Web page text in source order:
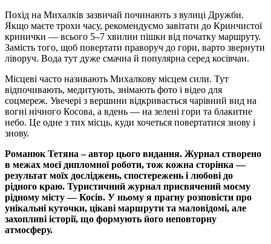
Похід на Михалків зазвичай починають з вулиці Дружби.
Якщо маєте трохи часу, рекомендуємо завітати до Кринчистої
кринички — всього 5–7 хвилин пішки від початку маршруту.
Замість того, щоб повертати праворуч до гори, варто звернути
ліворуч. Вода тут дуже смачна й популярна серед косівчан.
Місцеві часто називають Михалкову місцем сили. Тут
відпочивають, медитують, знімають фото і відео для
соцмереж. Увечері з вершини відкривається чарівний вид на
вогні нічного Косова, а вдень — на зелені гори та блакитне
небо. Це одне з тих місць, куди хочеться повертатися знову і
знову.
Романюк Тетяна – автор цього видання. Журнал створено
в межах моєї дипломної роботи, тож кожна сторінка —
результат моїх досліджень, спостережень і любові до
рідного краю. Туристичний журнал присвячений моєму
рідному місту — Косів. У ньому я прагну розповісти про
унікальні куточки, цікаві маршрути та маловідомі, але
захопливі історії, що формують його неповторну
атмосферу.